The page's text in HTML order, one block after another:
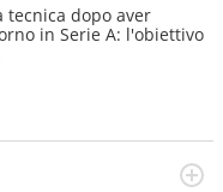
tecnica dopo aver
in Serie A: l'obiettivo